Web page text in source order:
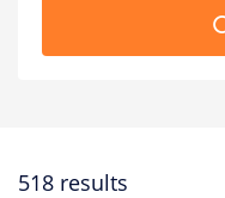
518 results